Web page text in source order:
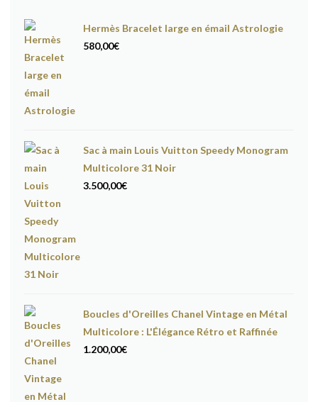
Hermès Bracelet large en émail Astrologie
580,00€
Sac à main Louis Vuitton Speedy Monogram
Multicolore 31 Noir
3.500,00€
Boucles d'Oreilles Chanel Vintage en Métal
Multicolore : L'Élégance Rétro et Raffinée
1.200,00€